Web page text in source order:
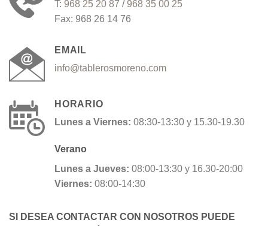
T: 968 25 20 87 /968 35 00 25
Fax: 968 26 14 76
EMAIL
info@tablerosmoreno.com
HORARIO
Lunes a Viernes: 08:30-13:30 y 15.30-19.30
Verano
Lunes a Jueves: 08:00-13:30 y 16.30-20:00
Viernes: 08:00-14:30
SI DESEA CONTACTAR CON NOSOTROS PUEDE